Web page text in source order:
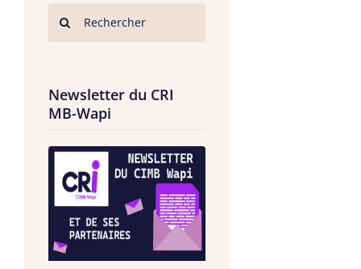
Newsletter du CRI
MB-Wapi